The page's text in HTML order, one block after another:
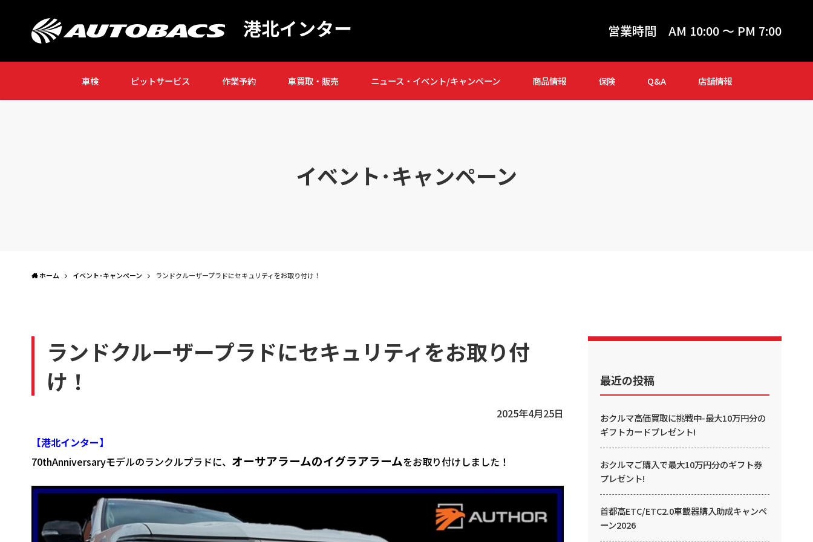
港北インター 営業時間 AM 10:00 ～ PM 7:00
車検 ピットサービス 作業予約 車買取・販売 ニュース・イベント/キャンペーン 商品情報 保険 Q&A 店舗情報
イベント･キャンペーン
ホーム イベント･キャンペーン ランドクルーザープラドにセキュリティをお取り付け！
ランドクルーザープラドにセキュリティをお取り付
け！
2025年4月25日
【港北インター】
70thAnniversaryモデルのランクルプラドに、 オーサアラームのイグラアラームをお取り付けしました！
最近の投稿
おクルマ高価買取に挑戦中-最大10万円分の
ギフトカードプレゼント!
おクルマご購入で最大10万円分のギフト券
プレゼント!
首都高ETC/ETC2.0車載器購入助成キャンペ
ーン2026